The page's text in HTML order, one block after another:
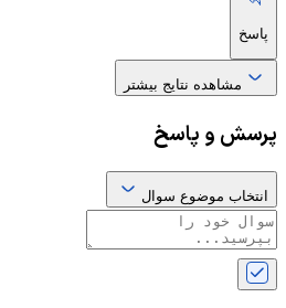
پاسخ
مشاهده نتایج بیشتر
پرسش و پاسخ
انتخاب موضوع سوال